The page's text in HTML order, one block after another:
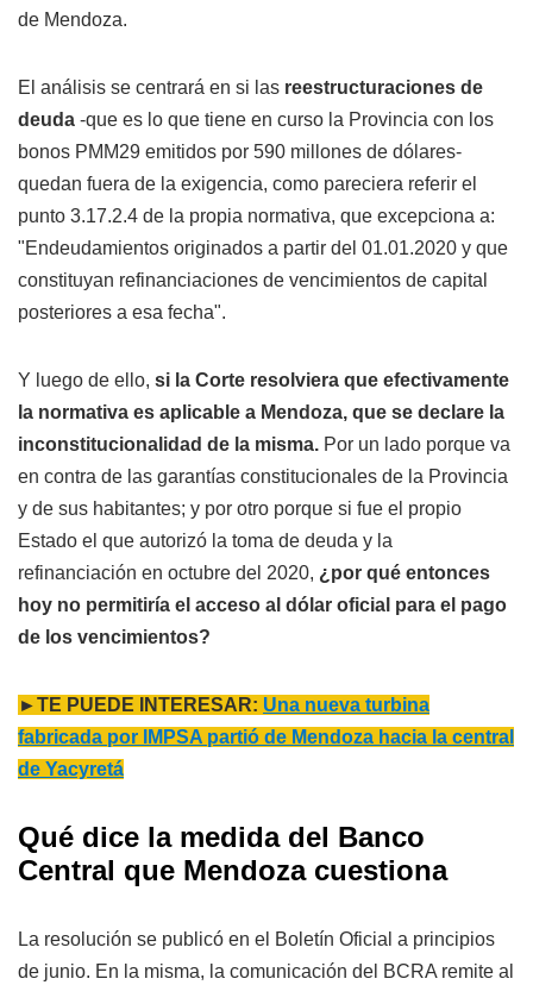
de Mendoza.
El análisis se centrará en si las reestructuraciones de
deuda -que es lo que tiene en curso la Provincia con los
bonos PMM29 emitidos por 590 millones de dólares-
quedan fuera de la exigencia, como pareciera referir el
punto 3.17.2.4 de la propia normativa, que excepciona a:
"Endeudamientos originados a partir del 01.01.2020 y que
constituyan refinanciaciones de vencimientos de capital
posteriores a esa fecha".
Y luego de ello, si la Corte resolviera que efectivamente
la normativa es aplicable a Mendoza, que se declare la
inconstitucionalidad de la misma. Por un lado porque va
en contra de las garantías constitucionales de la Provincia
y de sus habitantes; y por otro porque si fue el propio
Estado el que autorizó la toma de deuda y la
refinanciación en octubre del 2020, ¿por qué entonces
hoy no permitiría el acceso al dólar oficial para el pago
de los vencimientos?
►TE PUEDE INTERESAR: Una nueva turbina
fabricada por IMPSA partió de Mendoza hacia la central
de Yacyretá
Qué dice la medida del Banco
Central que Mendoza cuestiona
La resolución se publicó en el Boletín Oficial a principios
de junio. En la misma, la comunicación del BCRA remite al